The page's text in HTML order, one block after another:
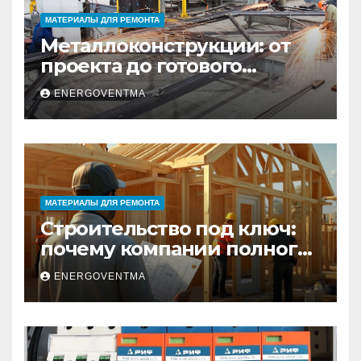
МАТЕРИАЛЫ ДЛЯ РЕМОНТА
Металлоконструкции: от
проекта до готового
изделия – полный
практический гид
ENERGOVENTMA
МАТЕРИАЛЫ ДЛЯ РЕМОНТА
Строительство под ключ:
почему компании полного
цикла меняют рынок
недвижимости
ENERGOVENTMA